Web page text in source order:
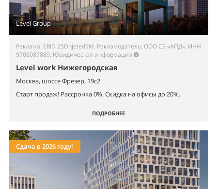
Level Group
Реклама. ERID 2SDnjeted9M. Рекламодатель: ООО СЗ «АПД», ИНН
9705087889. Юридическая информация
Level work Нижегородская
Москва, шоссе Фрезер, 19с2
Старт продаж! Рассрочка 0%. Скидка на офисы до 20%.
ПОДРОБНЕЕ
Сдача в 2026 году!